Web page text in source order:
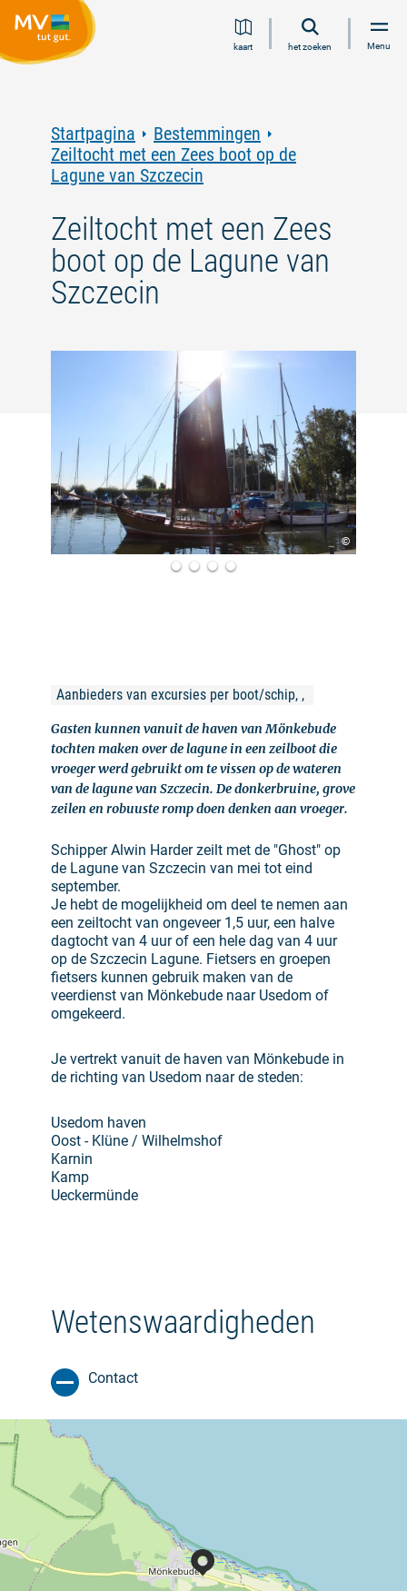
Ga
naar
Ga
naar
Ga
naar
Ga
naar
kaart het zoeken Menu
Startpagina
Bestemmingen
Zeiltocht met een Zees boot op de
Lagune van Szczecin
Zeiltocht met een Zees
boot op de Lagune van
Szczecin
©
Aanbieders van excursies per boot/schip, ,
Gasten kunnen vanuit de haven van Mönkebude
tochten maken over de lagune in een zeilboot die
vroeger werd gebruikt om te vissen op de wateren
van de lagune van Szczecin. De donkerbruine, grove
zeilen en robuuste romp doen denken aan vroeger.
Schipper Alwin Harder zeilt met de "Ghost" op
de Lagune van Szczecin van mei tot eind
september.
Je hebt de mogelijkheid om deel te nemen aan
een zeiltocht van ongeveer 1,5 uur, een halve
dagtocht van 4 uur of een hele dag van 4 uur
op de Szczecin Lagune. Fietsers en groepen
fietsers kunnen gebruik maken van de
veerdienst van Mönkebude naar Usedom of
omgekeerd.
Je vertrekt vanuit de haven van Mönkebude in
de richting van Usedom naar de steden:
Usedom haven
Oost - Klüne / Wilhelmshof
Karnin
Kamp
Ueckermünde
Wetenswaardigheden
Contact